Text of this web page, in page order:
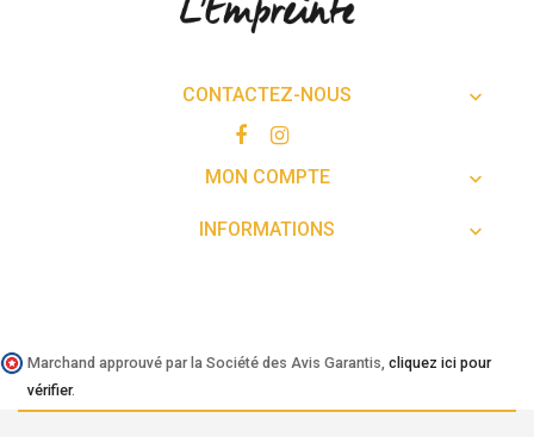
CONTACTEZ-NOUS 
MON COMPTE 
INFORMATIONS 
Marchand approuvé par la Société des Avis Garantis, cliquez ici pour
vérifier.